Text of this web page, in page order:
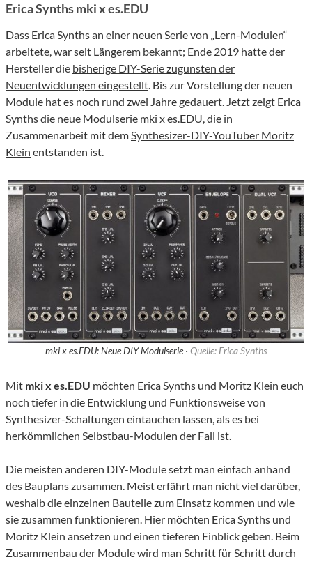
Erica Synths mki x es.EDU
Dass Erica Synths an einer neuen Serie von „Lern-Modulen“
arbeitete, war seit Längerem bekannt; Ende 2019 hatte der
Hersteller die bisherige DIY-Serie zugunsten der
Neuentwicklungen eingestellt. Bis zur Vorstellung der neuen
Module hat es noch rund zwei Jahre gedauert. Jetzt zeigt Erica
Synths die neue Modulserie mki x es.EDU, die in
Zusammenarbeit mit demSynthesizer-DIY-YouTuber Moritz
Klein entstanden ist.
mki x es.EDU: Neue DIY-Modulserie · Quelle: Erica Synths
Mit mki x es.EDU möchten Erica Synths und Moritz Klein euch
noch tiefer in die Entwicklung und Funktionsweise von
Synthesizer-Schaltungen eintauchen lassen, als es bei
herkömmlichen Selbstbau-Modulen der Fall ist.
Die meisten anderen DIY-Module setzt man einfach anhand
des Bauplans zusammen. Meist erfährt man nicht viel darüber,
weshalb die einzelnen Bauteile zum Einsatz kommen und wie
sie zusammen funktionieren. Hier möchten Erica Synths und
Moritz Klein ansetzen und einen tieferen Einblick geben. Beim
Zusammenbau der Module wird man Schritt für Schritt durch